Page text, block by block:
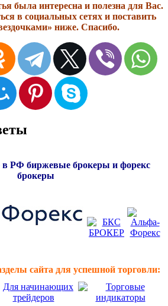
была интересна и полезна для Вас.
в социальных сетях и поставить
ниже. Спасибо.
в РФ биржевые брокеры и форекс
брокеры
сайта для успешной торговли: